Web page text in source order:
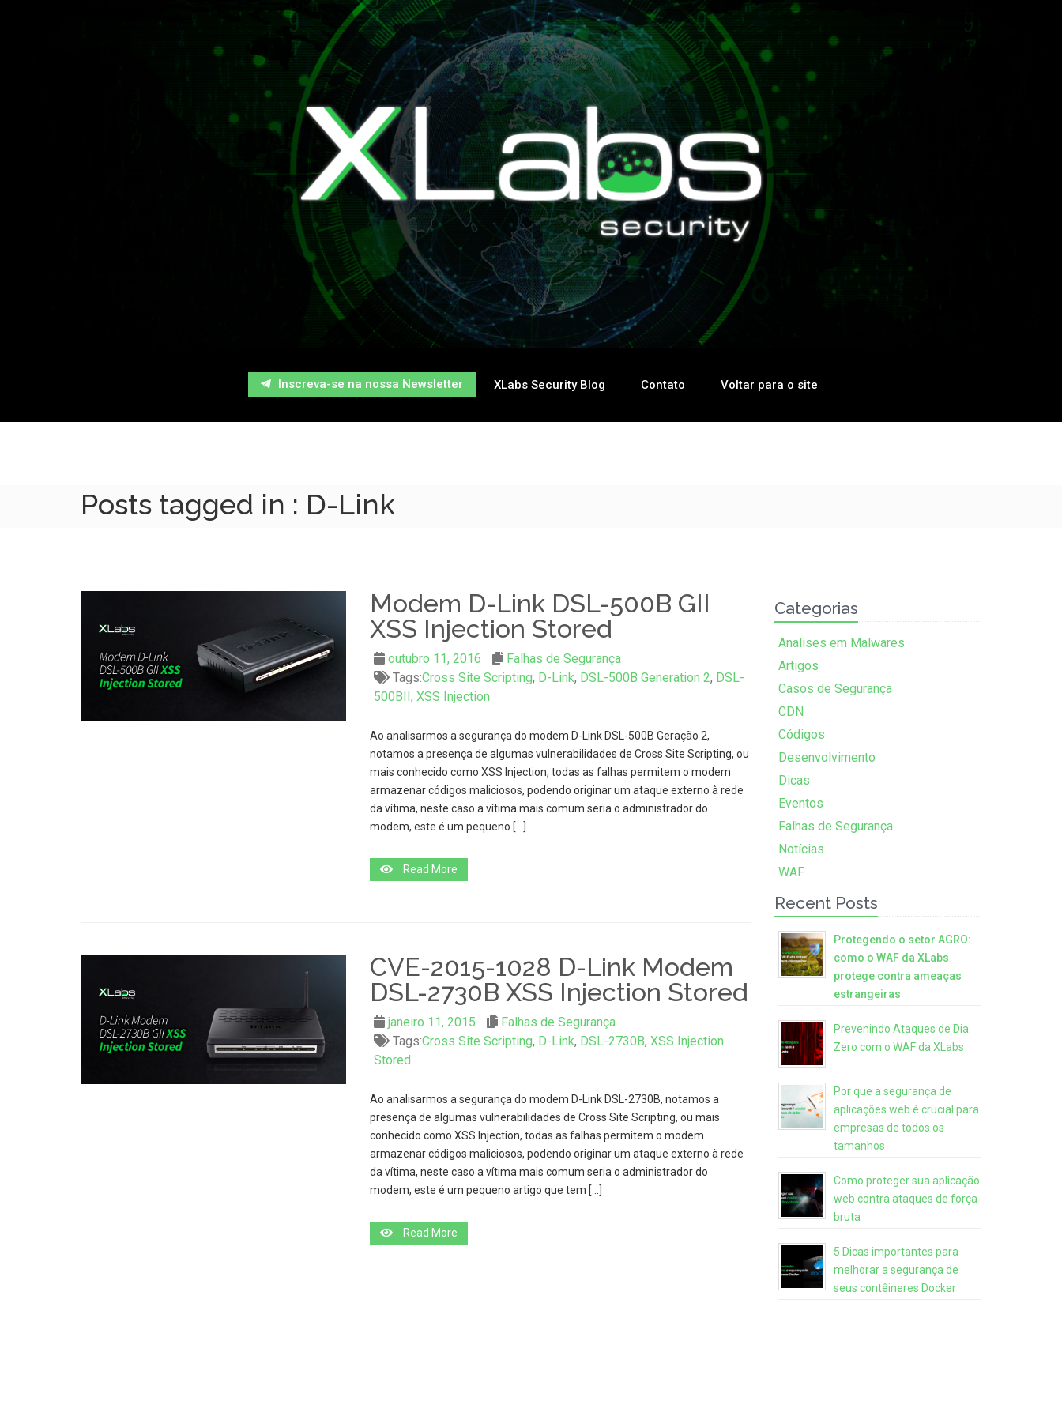
Inscreva-se na nossa Newsletter XLabs Security Blog Contato Voltar para o site
Posts tagged in : D-Link
Modem D-Link DSL-500B GII
XSS Injection Stored
outubro 11, 2016
Falhas de Segurança
Tags:Cross Site Scripting, D-Link, DSL-500B Generation 2, DSL-
500BII, XSS Injection
Ao analisarmos a segurança do modem D-Link DSL-500B Geração 2,
notamos a presença de algumas vulnerabilidades de Cross Site Scripting, ou
mais conhecido como XSS Injection, todas as falhas permitem o modem
armazenar códigos maliciosos, podendo originar um ataque externo à rede
da vítima, neste caso a vítima mais comum seria o administrador do
modem, este é um pequeno […]
Read More
CVE-2015-1028 D-Link Modem
DSL-2730B XSS Injection Stored
janeiro 11, 2015
Falhas de Segurança
Tags:Cross Site Scripting, D-Link, DSL-2730B, XSS Injection
Stored
Ao analisarmos a segurança do modem D-Link DSL-2730B, notamos a
presença de algumas vulnerabilidades de Cross Site Scripting, ou mais
conhecido como XSS Injection, todas as falhas permitem o modem
armazenar códigos maliciosos, podendo originar um ataque externo à rede
da vítima, neste caso a vítima mais comum seria o administrador do
modem, este é um pequeno artigo que tem […]
Read More
Categorias
Analises em Malwares
Artigos
Casos de Segurança
CDN
Códigos
Desenvolvimento
Dicas
Eventos
Falhas de Segurança
Notícias
WAF
Recent Posts
Protegendo o setor AGRO:
como o WAF da XLabs
protege contra ameaças
estrangeiras
Prevenindo Ataques de Dia
Zero com o WAF da XLabs
Por que a segurança de
aplicações web é crucial para
empresas de todos os
tamanhos
Como proteger sua aplicação
web contra ataques de força
bruta
5 Dicas importantes para
melhorar a segurança de
seus contêineres Docker